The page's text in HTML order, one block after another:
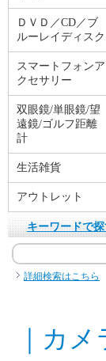
ＤＶＤ／CD／ブ
ルーレイディスク
スマートフォンア
クセサリー
双眼鏡/単眼鏡/望
遠鏡/ゴルフ距離
計
生活雑貨
アウトレット
キーワードで
詳細検索はこちら
カメ